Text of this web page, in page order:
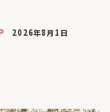
2026年8月1日